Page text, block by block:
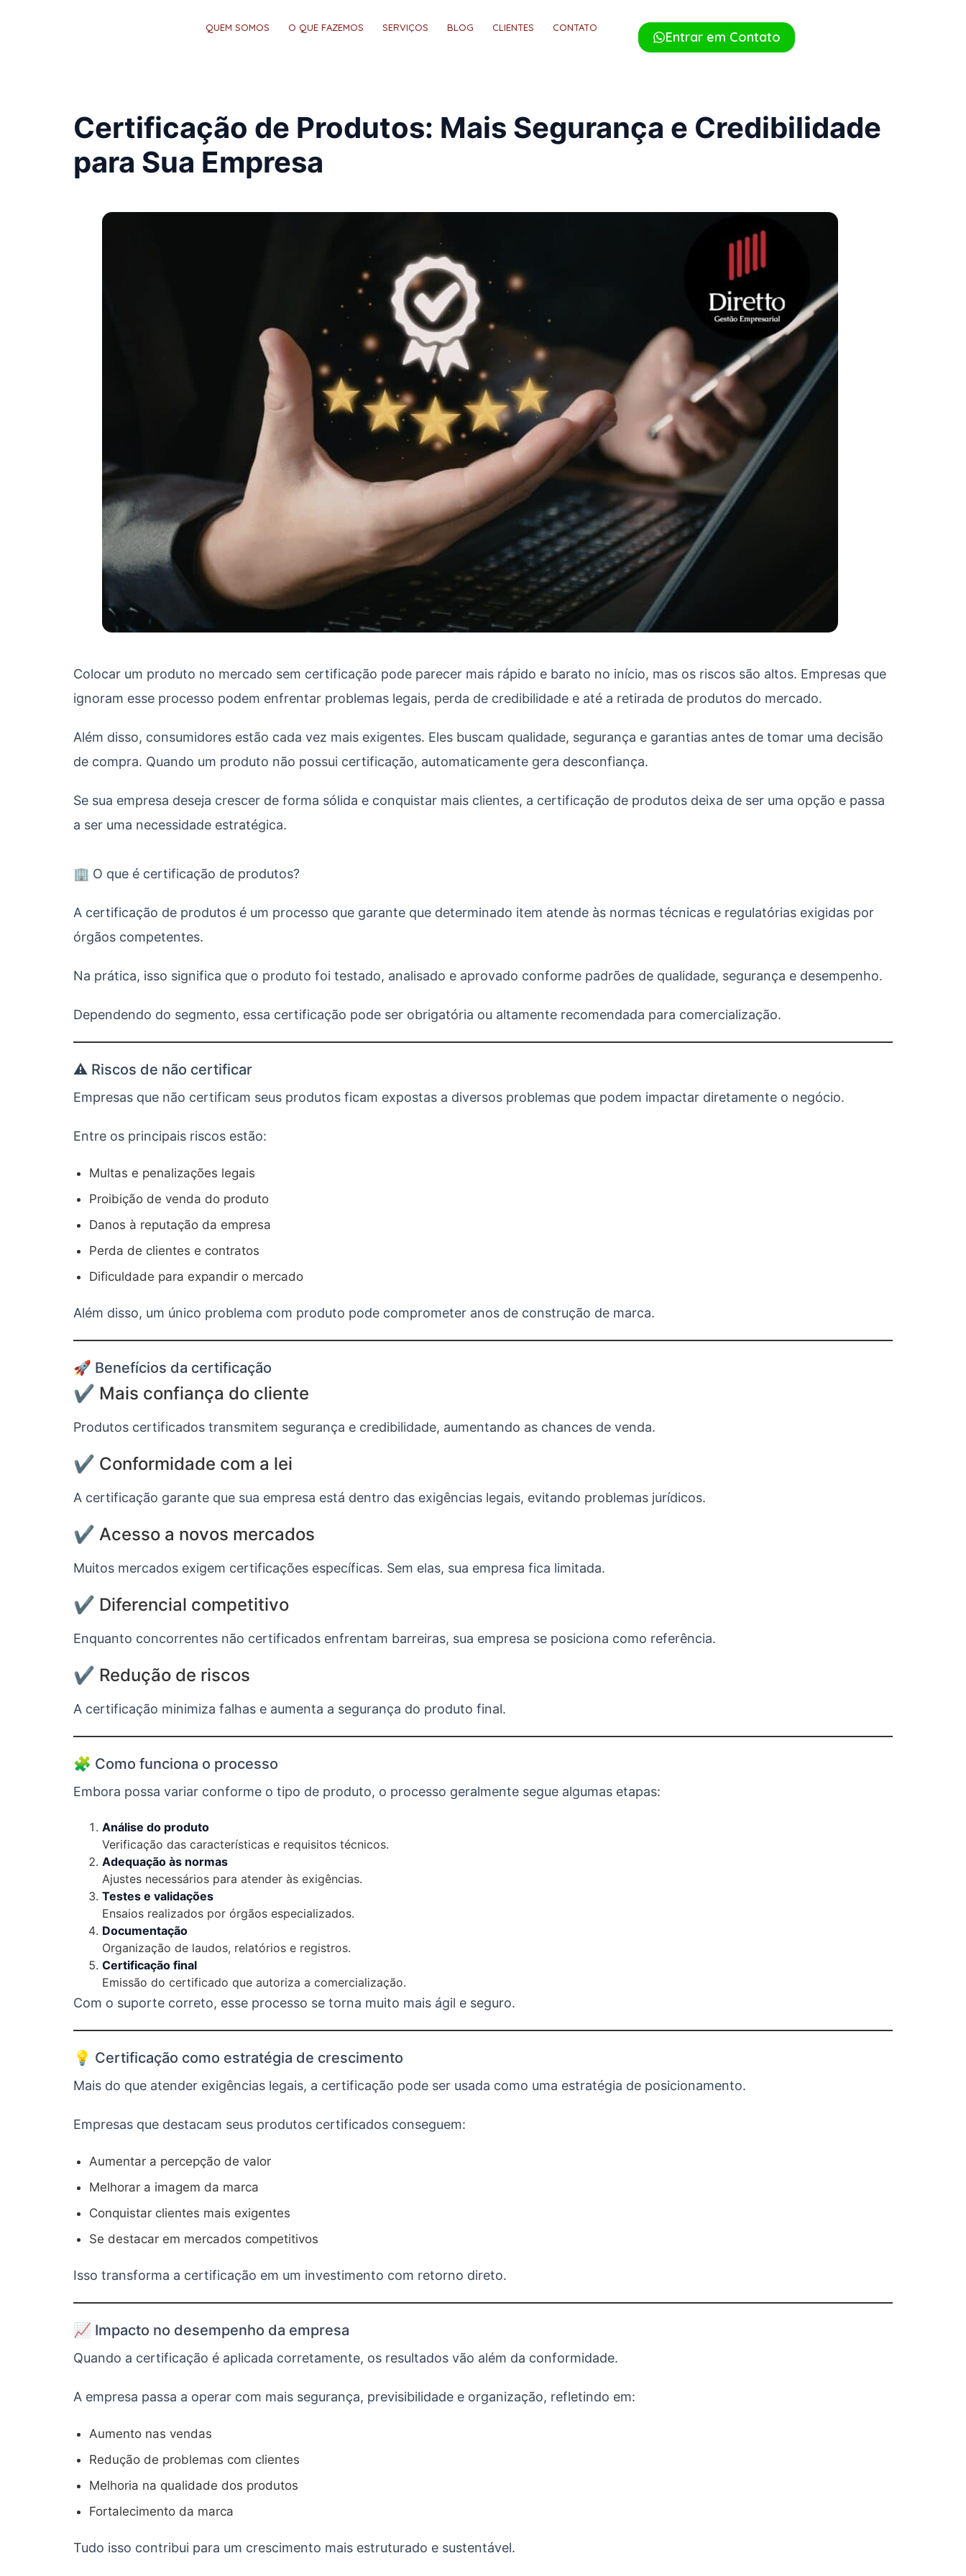
QUEM SOMOS O QUE FAZEMOS SERVIÇOS BLOG CLIENTES CONTATO
Entrar em Contato
Certificação de Produtos: Mais Segurança e Credibilidade
para Sua Empresa
Colocar um produto no mercado sem certificação pode parecer mais rápido e barato no início, mas os riscos são altos. Empresas que
ignoram esse processo podem enfrentar problemas legais, perda de credibilidade e até a retirada de produtos do mercado.
Além disso, consumidores estão cada vez mais exigentes. Eles buscam qualidade, segurança e garantias antes de tomar uma decisão
de compra. Quando um produto não possui certificação, automaticamente gera desconfiança.
Se sua empresa deseja crescer de forma sólida e conquistar mais clientes, a certificação de produtos deixa de ser uma opção e passa
a ser uma necessidade estratégica.
🏢 O que é certificação de produtos?
A certificação de produtos é um processo que garante que determinado item atende às normas técnicas e regulatórias exigidas por
órgãos competentes.
Na prática, isso significa que o produto foi testado, analisado e aprovado conforme padrões de qualidade, segurança e desempenho.
Dependendo do segmento, essa certificação pode ser obrigatória ou altamente recomendada para comercialização.
⚠️ Riscos de não certificar
Empresas que não certificam seus produtos ficam expostas a diversos problemas que podem impactar diretamente o negócio.
Entre os principais riscos estão:
Multas e penalizações legais
Proibição de venda do produto
Danos à reputação da empresa
Perda de clientes e contratos
Dificuldade para expandir o mercado
Além disso, um único problema com produto pode comprometer anos de construção de marca.
🚀 Benefícios da certificação
✔️ Mais confiança do cliente
Produtos certificados transmitem segurança e credibilidade, aumentando as chances de venda.
✔️ Conformidade com a lei
A certificação garante que sua empresa está dentro das exigências legais, evitando problemas jurídicos.
✔️ Acesso a novos mercados
Muitos mercados exigem certificações específicas. Sem elas, sua empresa fica limitada.
✔️ Diferencial competitivo
Enquanto concorrentes não certificados enfrentam barreiras, sua empresa se posiciona como referência.
✔️ Redução de riscos
A certificação minimiza falhas e aumenta a segurança do produto final.
🧩 Como funciona o processo
Embora possa variar conforme o tipo de produto, o processo geralmente segue algumas etapas:
Análise do produto
Verificação das características e requisitos técnicos.
Adequação às normas
Ajustes necessários para atender às exigências.
Testes e validações
Ensaios realizados por órgãos especializados.
Documentação
Organização de laudos, relatórios e registros.
Certificação final
Emissão do certificado que autoriza a comercialização.
Com o suporte correto, esse processo se torna muito mais ágil e seguro.
💡 Certificação como estratégia de crescimento
Mais do que atender exigências legais, a certificação pode ser usada como uma estratégia de posicionamento.
Empresas que destacam seus produtos certificados conseguem:
Aumentar a percepção de valor
Melhorar a imagem da marca
Conquistar clientes mais exigentes
Se destacar em mercados competitivos
Isso transforma a certificação em um investimento com retorno direto.
📈 Impacto no desempenho da empresa
Quando a certificação é aplicada corretamente, os resultados vão além da conformidade.
A empresa passa a operar com mais segurança, previsibilidade e organização, refletindo em:
Aumento nas vendas
Redução de problemas com clientes
Melhoria na qualidade dos produtos
Fortalecimento da marca
Tudo isso contribui para um crescimento mais estruturado e sustentável.